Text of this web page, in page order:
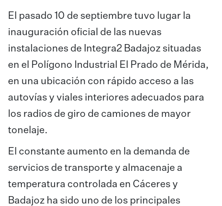
El pasado 10 de septiembre tuvo lugar la
inauguración oficial de las nuevas
instalaciones de Integra2 Badajoz situadas
en el Polígono Industrial El Prado de Mérida,
en una ubicación con rápido acceso a las
autovías y viales interiores adecuados para
los radios de giro de camiones de mayor
tonelaje.
El constante aumento en la demanda de
servicios de transporte y almacenaje a
temperatura controlada en Cáceres y
Badajoz ha sido uno de los principales